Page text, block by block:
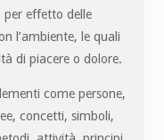
per effetto delle
l’ambiente, le quali
di piacere o dolore.
come persone,
concetti, simboli,